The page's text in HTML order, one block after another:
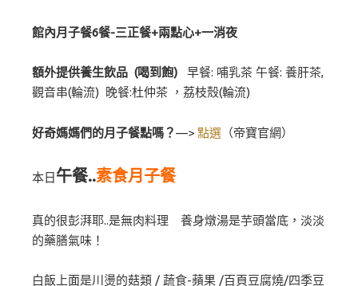
館內月子餐6餐-三正餐+兩點心+一消夜
額外提供養生飲品 (喝到飽) 早餐: 哺乳茶 午餐: 養肝茶,
觀音串(輪流) 晚餐:杜仲茶 ，荔枝殼(輪流)
好奇媽媽們的月子餐點嗎？—> 點選 （帝寶官網）
本日 午餐..素食月子餐
真的很彭湃耶..是無肉料理 養身燉湯是芋頭當底，淡淡
的藥膳氣味！
白飯上面是川燙的菇類 / 蔬食-蘋果 /百頁豆腐燒/四季豆